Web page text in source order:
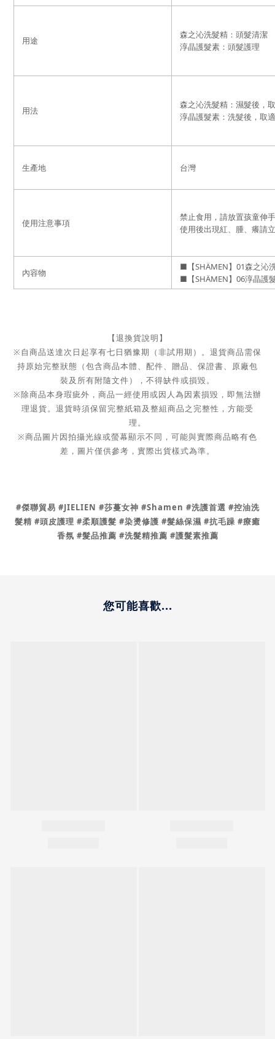
用途
森之沁洗髮精：頭髮清潔
淳晶護髮素 ： 頭髮護理
用法
森之沁洗髮精： 濕髮後，
淳晶護髮素 ： 洗髮後 ， 取
生產地 台灣
使用注意事項
禁止食用，請放置孩童伸
使用後出現紅、腫、癢請
內容物
■【SHÄMEN】01森之沁
■【SHÄMEN】06淳晶護
【退換貨說明】
※自商品送達次日起享有七日猶豫期（非試用期）。退貨商品需保
持原始完整狀態（包含商品本體、配件、贈品、保證書、原廠包
裝及所有附隨文件），不得缺件或損毀。
※除商品本身瑕疵外，商品一經使用或因人為因素損毀，即無法辦
理退貨。退貨時須保留完整紙箱及整組商品之完整性，方能受
理。
※商品圖片因拍攝光線或螢幕顯示不同，可能與實際商品略有色
差，圖片僅供參考，實際出貨樣式為準。
#傑聯貿易 #JIELIEN #莎蔓女神 #Shamen #洗護首選 #控油洗
髮精 #頭皮護理 #柔順護髮 #染燙修護 #髮絲保濕 #抗毛躁 #療癒
香氛 #髮品推薦 #洗髮精推薦 #護髮素推薦
您可能喜歡...